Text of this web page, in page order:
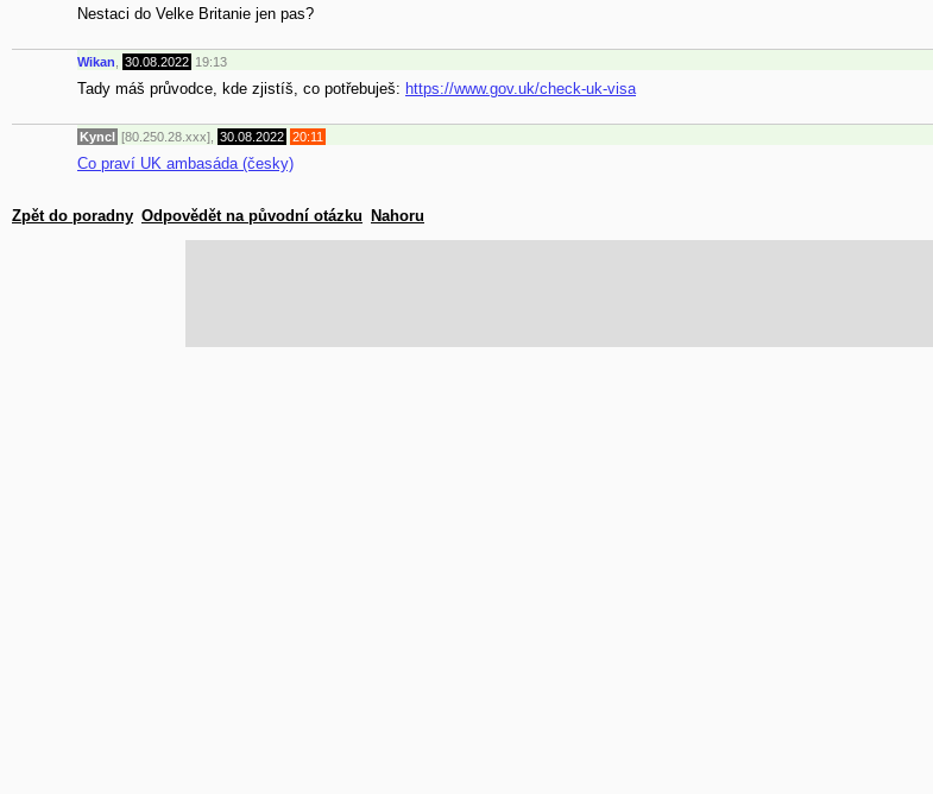
Nestaci do Velke Britanie jen pas?
Wikan 30.08.2022 19:13
Tady máš průvodce, kde zjistíš, co potřebuješ: https://www.gov.uk/check-uk-visa
Kyncl [80.250.28.xxx], 30.08.2022 20:11
Co praví UK ambasáda (česky)
Zpět do poradny Odpovědět na původní otázku Nahoru